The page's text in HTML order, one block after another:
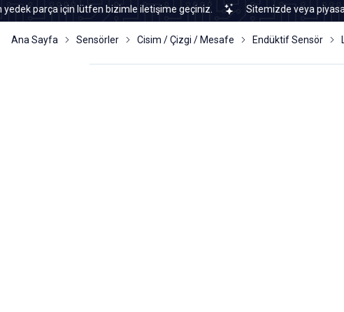
için lütfen bizimle iletişime geçiniz. Sitemizde veya piyasada
Ana Sayfa Sensörler Cisim / Çizgi / Mesafe Endüktif Sensör